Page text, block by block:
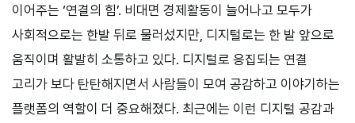
이어주는 ‘연결의 힘’. 비대면 경제활동이 늘어나고 모두가
사회적으로는 한발 뒤로 물러섰지만, 디지털로는 한 발 앞으로
움직이며 활발히 소통하고 있다. 디지털로 응집되는 연결
고리가 보다 탄탄해지면서 사람들이 모여 공감하고 이야기하는
플랫폼의 역할이 더 중요해졌다. 최근에는 이런 디지털 공감과